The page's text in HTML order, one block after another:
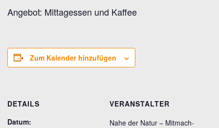
Angebot: Mittagessen und Kaffee
Zum Kalender hinzufügen
DETAILS
Datum:
VERANSTALTER
Nahe der Natur – Mitmach-